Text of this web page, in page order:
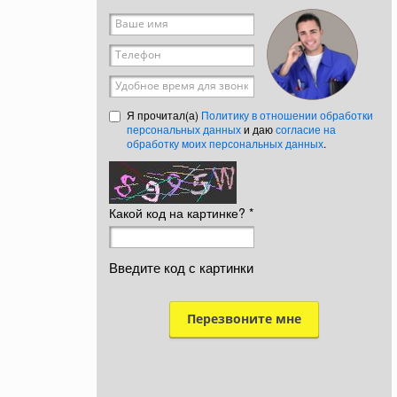
Ваше имя*
Телефон*
Удобное время для звонка
Я прочитал(а) Политику в отношении обработки
персональных данныхи даюсогласие на
обработку моих персональных данных.
Какой код на картинке? *
Введите код с картинки